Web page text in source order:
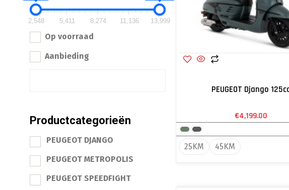
2,548 5,411 8,274 11,136 13,999
Op voorraad
Aanbieding
Productcategorieën
PEUGEOT DJANGO
PEUGEOT METROPOLIS
PEUGEOT SPEEDFIGHT
PEUGEOT Django
€4,199.00
25KM 45KM